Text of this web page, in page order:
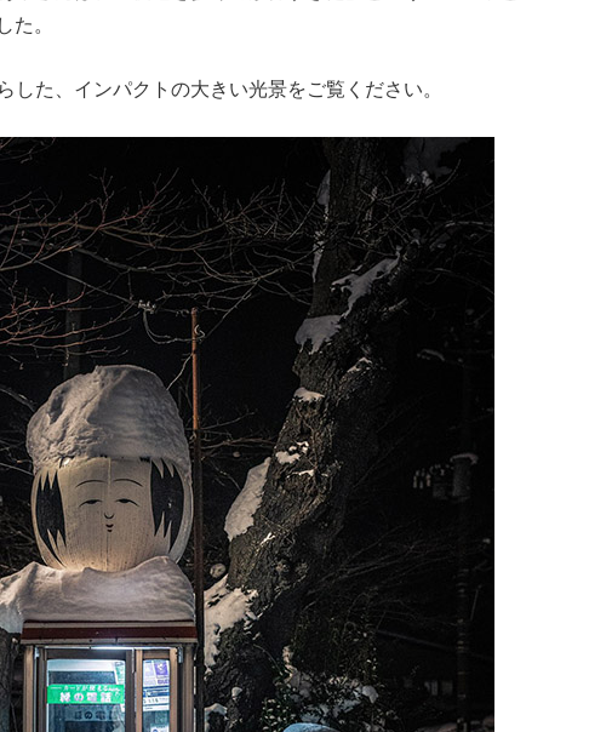
た。
た、インパクトの大きい光景をご覧ください。